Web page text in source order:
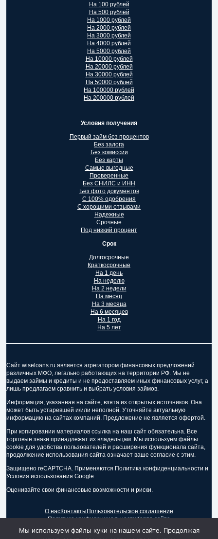
На 100 рублей
На 500 рублей
На 1000 рублей
На 2000 рублей
На 3000 рублей
На 4000 рублей
На 5000 рублей
На 10000 рублей
На 20000 рублей
На 30000 рублей
На 50000 рублей
На 100000 рублей
На 200000 рублей
Условия получения
Первый займ без процентов
Без залога
Без комиссии
Без карты
Самые выгодные
Проверенные
Без СНИЛС и ИНН
Без фото документов
С 100% одобрения
С хорошими отзывами
Надежные
Срочные
Под низкий процент
Срок
Долгосрочные
Краткосрочные
На 1 день
На неделю
На 2 недели
На месяц
На 3 месяца
На 6 месяцев
На 1 год
На 5 лет
Сайт wiseloans.ru является агрегатором финансовых предложений
различных МФО, легально работающих на территории РФ. Мы не
выдаем займы и кредиты и не предоставляем иных финансовых услуг, а
лишь предлагаем сравнить и выбрать условия займов.
Информация, указанная на сайте, взята из открытых источников. Она
может быть устаревшей и/или неполной. Уточняйте актуальную
информацию на сайтах компаний. Предложение не является офертой.
При копировании материалов ссылка на наш сайт обязательна. Все
торговые знаки принадлежат их владельцам. Мы используем файлы
cookie для удобства пользователей и расширения функционала сайта,
продолжение использования сайта означает ваше согласие с этим.
Защищено reCAPTCHA. Применяются Политика конфиденциальности и
Условия использования Google
Оценивайте свои финансовые возможности и риски.
О насКонтактыПользовательское соглашение
Политика конфиденциальностиКарта сайта
©2026— wiseloans.ru
Мы используем файлы куки на нашем сайте. Продолжая